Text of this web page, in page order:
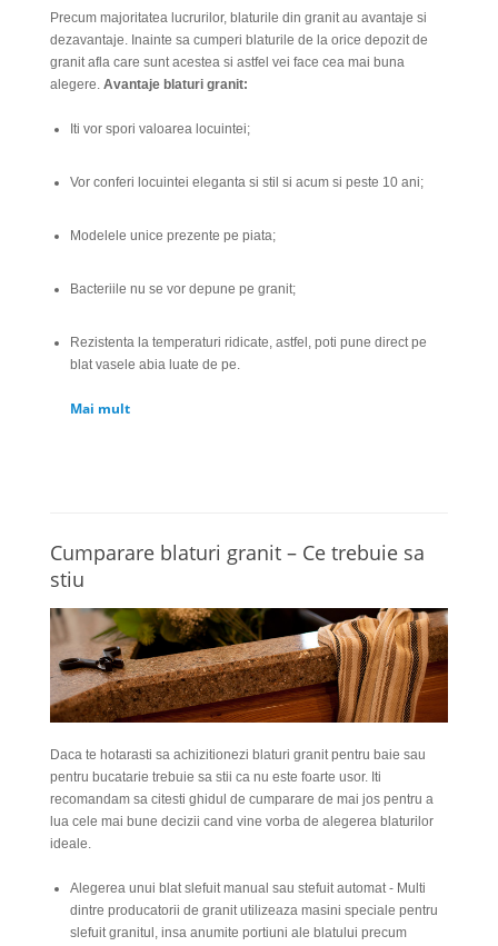
Precum majoritatea lucrurilor, blaturile din granit au avantaje si
dezavantaje. Inainte sa cumperi blaturile de la orice depozit de
granit afla care sunt acestea si astfel vei face cea mai buna
alegere. Avantaje blaturi granit:
Iti vor spori valoarea locuintei;
Vor conferi locuintei eleganta si stil si acum si peste 10 ani;
Modelele unice prezente pe piata;
Bacteriile nu se vor depune pe granit;
Rezistenta la temperaturi ridicate, astfel, poti pune direct pe
blat vasele abia luate de pe.
Mai mult
Cumparare blaturi granit – Ce trebuie sa
stiu
Daca te hotarasti sa achizitionezi blaturi granit pentru baie sau
pentru bucatarie trebuie sa stii ca nu este foarte usor. Iti
recomandam sa citesti ghidul de cumparare de mai jos pentru a
lua cele mai bune decizii cand vine vorba de alegerea blaturilor
ideale.
Alegerea unui blat slefuit manual sau stefuit automat - Multi
dintre producatorii de granit utilizeaza masini speciale pentru
slefuit granitul, insa anumite portiuni ale blatului precum